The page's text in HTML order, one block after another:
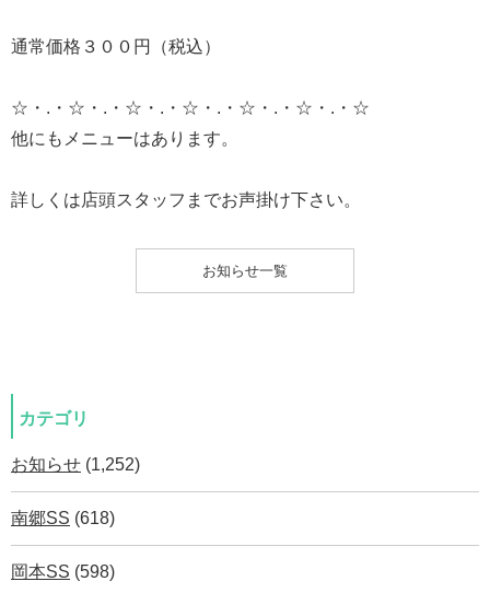
通常価格３００円（税込）
☆・.・☆・.・☆・.・☆・.・☆・.・☆・.・☆
他にもメニューはあります。
詳しくは店頭スタッフまでお声掛け下さい。
お知らせ一覧
カテゴリ
お知らせ (1,252)
南郷SS (618)
岡本SS (598)